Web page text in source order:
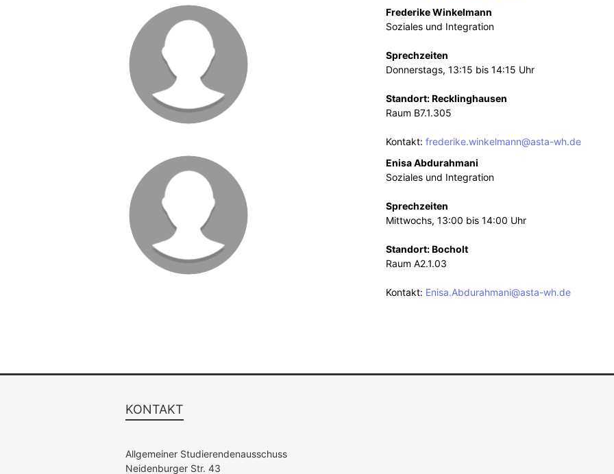
Frederike Winkelmann
Soziales und Integration
Sprechzeiten
Donnerstags, 13:15 bis 14:15 Uhr
Standort: Recklinghausen
Raum B7.1.305
Kontakt: frederike.winkelmann@asta-wh.de
Enisa Abdurahmani
Soziales und Integration
Sprechzeiten
Mittwochs, 13:00 bis 14:00 Uhr
Standort: Bocholt
Raum A2.1.03
Kontakt: Enisa.Abdurahmani@asta-wh.de
KONTAKT
Allgemeiner Studierendenausschuss
Neidenburger Str. 43